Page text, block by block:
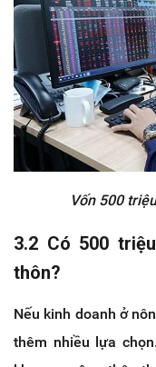
Vốn 500
3.2 Có 500
thôn?
Nếu kinh doanh ở
thêm nhiều lựa